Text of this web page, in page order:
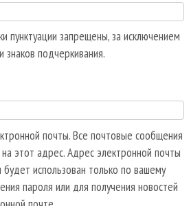
пунктуации запрещены, за исключением
знаков подчеркивания.
почты. Все почтовые сообщения
этот адрес. Адрес электронной почты
использован только по вашему
пароля или для получения новостей